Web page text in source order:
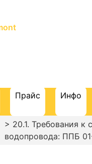
Прайс Инфо
> 20.1. Требования
водопровода: ППБ